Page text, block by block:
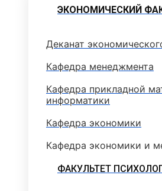
ЭКОНОМИЧЕСКИЙ
Деканат
Кафедра менеджмента
Кафедра прикладной
информатики
Кафедра экономики
Кафедра экономики и
ФАКУЛЬТЕТ